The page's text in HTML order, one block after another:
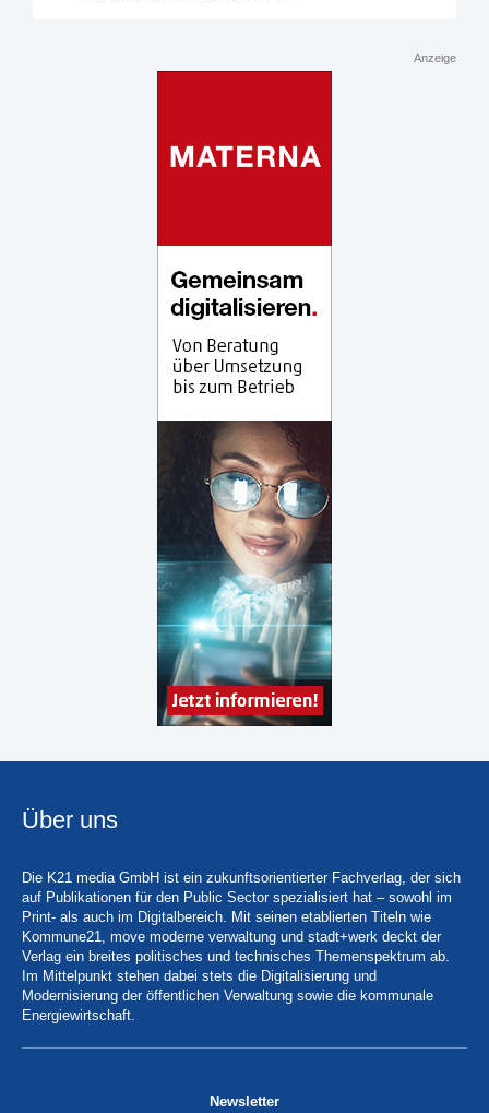
Anzeige
Über uns
Die K21 media GmbH ist ein zukunftsorientierter Fachverlag, der sich
auf Publikationen für den Public Sector spezialisiert hat – sowohl im
Print- als auch im Digitalbereich. Mit seinen etablierten Titeln wie
Kommune21, move moderne verwaltung und stadt+werk deckt der
Verlag ein breites politisches und technisches Themenspektrum ab.
Im Mittelpunkt stehen dabei stets die Digitalisierung und
Modernisierung der öffentlichen Verwaltung sowie die kommunale
Energiewirtschaft.
Newsletter